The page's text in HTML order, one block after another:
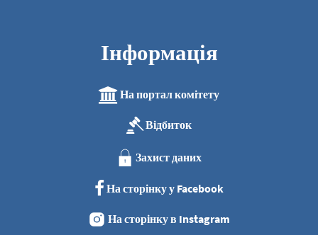
Інформація
На портал комітету
Відбиток
Захист даних
На сторінку у Facebook
На сторінку в Instagram